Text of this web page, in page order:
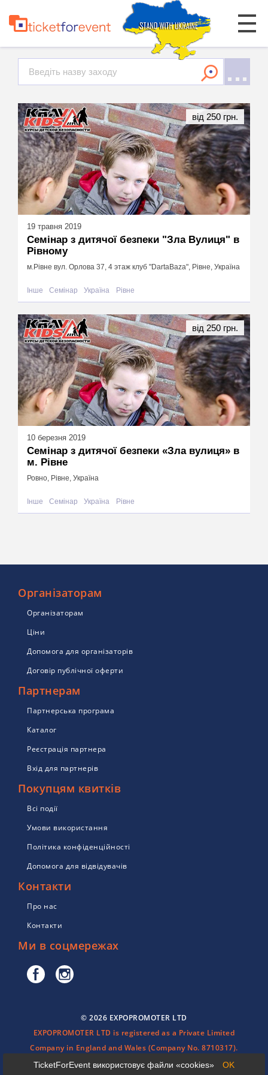
TicketForEvent використовує файли «cookies» OK
19 травня 2019
Семінар з дитячої безпеки "Зла Вулиця" в
Рівному
м.Рівне вул. Орлова 37, 4 этаж клуб "DartaBaza", Рівне, Україна
Інше Семінар Україна Рівне
від 250 грн.
10 березня 2019
Семінар з дитячої безпеки «Зла вулиця» в
м. Рівне
Ровно, Рівне, Україна
Інше Семінар Україна Рівне
від 250 грн.
Організаторам
Організаторам
Ціни
Допомога для організаторів
Договір публічної оферти
Партнерам
Партнерська програма
Каталог
Реєстрація партнера
Вхід для партнерів
Покупцям квитків
Всі події
Умови використання
Політика конфіденційності
Допомога для відвідувачів
Контакти
Про нас
Контакти
Ми в соцмережах
© 2026 EXPOPROMOTER LTD
EXPOPROMOTER LTD is registered as a Private Limited
Company in England and Wales (Company No. 8710317).